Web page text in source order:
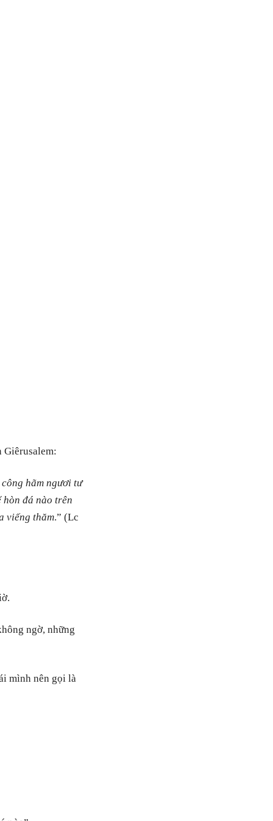
Giêrusalem:
hãm ngươi tư
hòn đá nào trên
viếng thăm.” (Lc
ngờ, những
mình nên gọi là